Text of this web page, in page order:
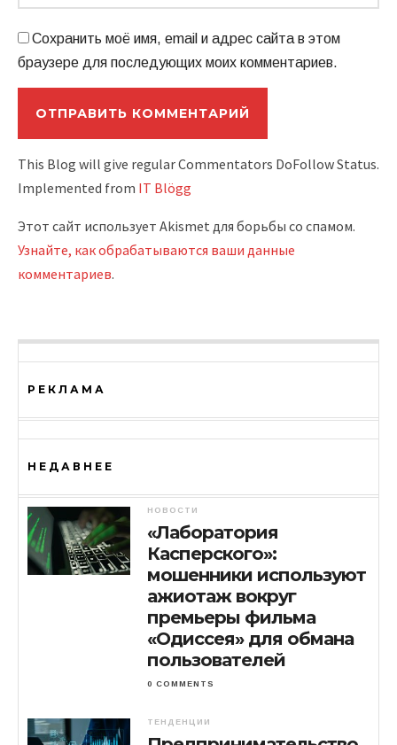
Сохранить моё имя, email и адрес сайта в этом
браузере для последующих моих комментариев.
This Blog will give regular Commentators DoFollow Status.
Implemented from IT Blögg
Этот сайт использует Akismet для борьбы со спамом.
Узнайте, как обрабатываются ваши данные
комментариев.
РЕКЛАМА
НЕДАВНЕЕ
НОВОСТИ
«Лаборатория
Касперского»:
мошенники используют
ажиотаж вокруг
премьеры фильма
«Одиссея» для обмана
пользователей
0 COMMENTS
ТЕНДЕНЦИИ